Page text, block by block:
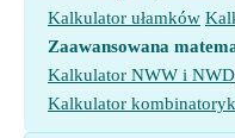
Kalkulator ułamków
Zaawansowana
Kalkulator NWW i NWD
Kalkulator